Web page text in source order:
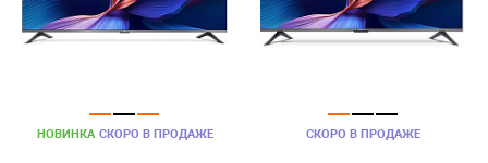
НОВИНКА СКОРО В ПРОДАЖЕ СКОРО В ПРОДАЖЕ